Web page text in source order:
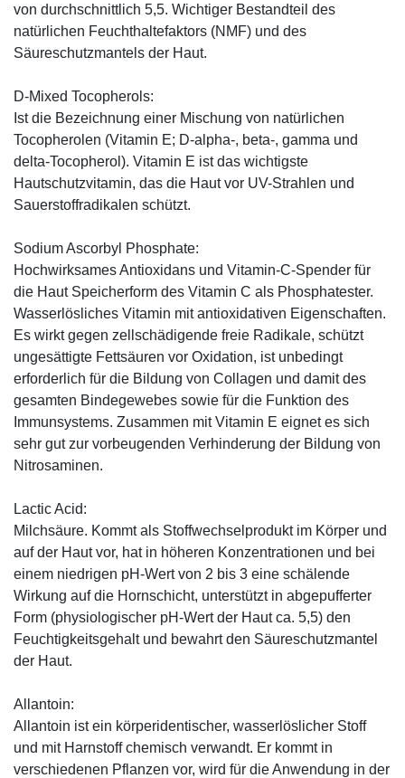
von durchschnittlich 5,5. Wichtiger Bestandteil des
natürlichen Feuchthaltefaktors (NMF) und des
Säureschutzmantels der Haut.
D-Mixed Tocopherols:
Ist die Bezeichnung einer Mischung von natürlichen
Tocopherolen (Vitamin E; D-alpha-, beta-, gamma und
delta-Tocopherol). Vitamin E ist das wichtigste
Hautschutzvitamin, das die Haut vor UV-Strahlen und
Sauerstoffradikalen schützt.
Sodium Ascorbyl Phosphate:
Hochwirksames Antioxidans und Vitamin-C-Spender für
die Haut Speicherform des Vitamin C als Phosphatester.
Wasserlösliches Vitamin mit antioxidativen Eigenschaften.
Es wirkt gegen zellschädigende freie Radikale, schützt
ungesättigte Fettsäuren vor Oxidation, ist unbedingt
erforderlich für die Bildung von Collagen und damit des
gesamten Bindegewebes sowie für die Funktion des
Immunsystems. Zusammen mit Vitamin E eignet es sich
sehr gut zur vorbeugenden Verhinderung der Bildung von
Nitrosaminen.
Lactic Acid:
Milchsäure. Kommt als Stoffwechselprodukt im Körper und
auf der Haut vor, hat in höheren Konzentrationen und bei
einem niedrigen pH-Wert von 2 bis 3 eine schälende
Wirkung auf die Hornschicht, unterstützt in abgepufferter
Form (physiologischer pH-Wert der Haut ca. 5,5) den
Feuchtigkeitsgehalt und bewahrt den Säureschutzmantel
der Haut.
Allantoin:
Allantoin ist ein körperidentischer, wasserlöslicher Stoff
und mit Harnstoff chemisch verwandt. Er kommt in
verschiedenen Pflanzen vor, wird für die Anwendung in der